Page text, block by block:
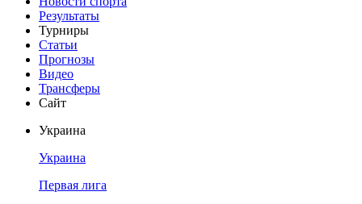
Результаты
Турниры
Статьи
Прогнозы
Видео
Трансферы
Сайт
Украина
Украина
Первая лига